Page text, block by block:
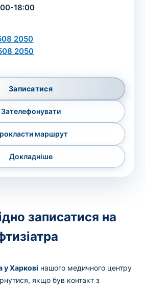
18:00
2050
2050
Записатися
Зателефонувати
маршрут
Докладніше
записатися на
у Харкові нашого медичного центру
якщо був контакт з